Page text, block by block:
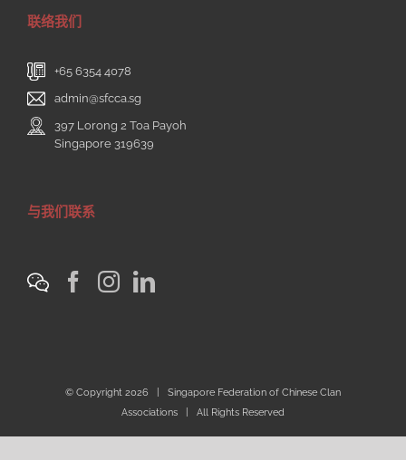
联络我们
+65 6354 4078
admin@sfcca.sg
397 Lorong 2 Toa Payoh
Singapore 319639
与我们联系
© Copyright 2026 | Singapore Federation of Chinese Clan
Associations | All Rights Reserved